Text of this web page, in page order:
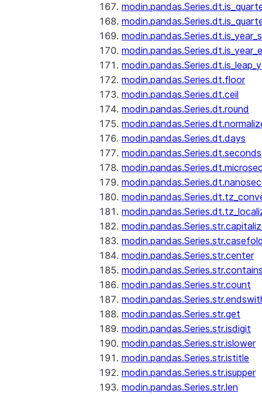
modin.pandas.Series.dt.floor
modin.pandas.Series.dt.ceil
modin.pandas.Series.dt.round
modin.pandas.Series.dt.days
modin.pandas.Series.dt.seconds
modin.pandas.Series.str.center
modin.pandas.Series.str.count
modin.pandas.Series.str.get
modin.pandas.Series.str.isdigit
modin.pandas.Series.str.islower
modin.pandas.Series.str.istitle
modin.pandas.Series.str.isupper
modin.pandas.Series.str.len